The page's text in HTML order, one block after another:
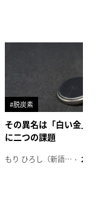
#脱炭素
その異名は「白い金」、リ
に二つの課題
もり ひろし（新語ウォッチャー） 2023年7